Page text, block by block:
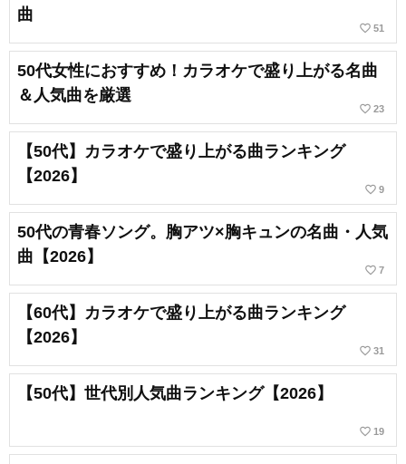
曲
favorite_border 51
50代女性におすすめ！カラオケで盛り上がる名曲
＆人気曲を厳選
favorite_border 23
【50代】カラオケで盛り上がる曲ランキング
【2026】
favorite_border 9
50代の青春ソング。胸アツ×胸キュンの名曲・人気
曲【2026】
favorite_border 7
【60代】カラオケで盛り上がる曲ランキング
【2026】
favorite_border 31
【50代】世代別人気曲ランキング【2026】
favorite_border 19